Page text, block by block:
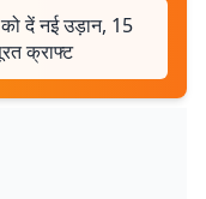
को दें नई उड़ान, 15
क्राफ्ट